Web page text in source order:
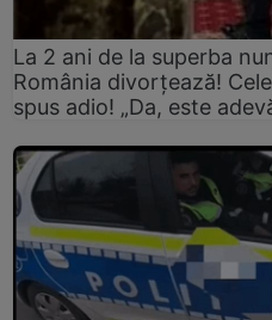
La 2 ani de la superba
România divorțează!
spus adio! „Da, este